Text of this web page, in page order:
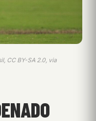
CC BY-SA 2.0, via